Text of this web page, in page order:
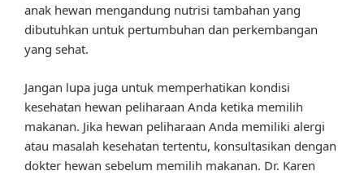
anak hewan mengandung nutrisi tambahan yang
dibutuhkan untuk pertumbuhan dan perkembangan
yang sehat.
Jangan lupa juga untuk memperhatikan kondisi
kesehatan hewan peliharaan Anda ketika memilih
makanan. Jika hewan peliharaan Anda memiliki alergi
atau masalah kesehatan tertentu, konsultasikan dengan
dokter hewan sebelum memilih makanan. Dr. Karen